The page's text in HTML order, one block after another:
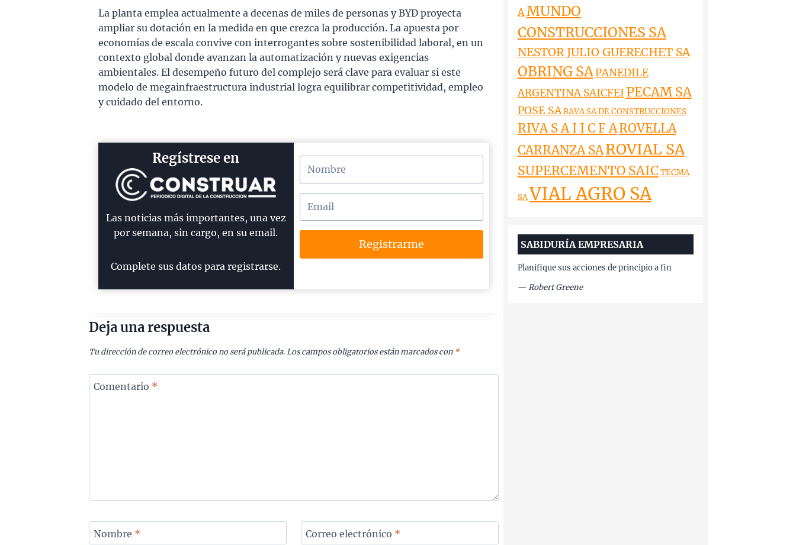
La planta emplea actualmente a decenas de miles de personas y BYD proyecta
ampliar su dotación en la medida en que crezca la producción. La apuesta por
economías de escala convive con interrogantes sobre sostenibilidad laboral, en un
contexto global donde avanzan la automatización y nuevas exigencias
ambientales. El desempeño futuro del complejo será clave para evaluar si este
modelo de megainfraestructura industrial logra equilibrar competitividad, empleo
y cuidado del entorno.
Regístrese en
Las noticias más importantes, una vez
por semana, sin cargo, en su email.
Complete sus datos para registrarse.
Registrarme
Deja una respuesta
Tu dirección de correo electrónico no será publicada. Los campos obligatorios están marcados con *
Comentario *
Nombre * Correo electrónico *
AMUNDO
CONSTRUCCIONES SA
NESTOR JULIO GUERECHET SA
OBRING SAPANEDILE
ARGENTINA SAICFEI PECAM SA
POSE SARAVA SA DE CONSTRUCCIONES
RIVA S A I I C F AROVELLA
CARRANZA SAROVIAL SA
SUPERCEMENTO SAIC TECMA
SAVIAL AGRO SA
SABIDURÍA EMPRESARIA
Planifique sus acciones de principio a fin
— Robert Greene